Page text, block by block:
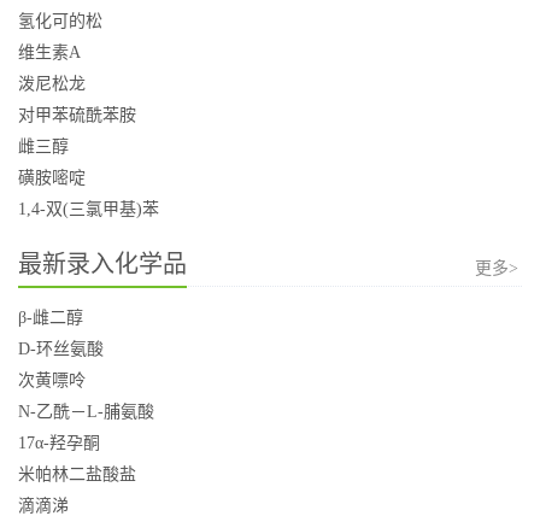
氢化可的松
维生素A
泼尼松龙
对甲苯硫酰苯胺
雌三醇
磺胺嘧啶
1,4-双(三氯甲基)苯
最新录入化学品 更多>
β-雌二醇
D-环丝氨酸
次黄嘌呤
N-乙酰－L-脯氨酸
17α-羟孕酮
米帕林二盐酸盐
滴滴涕